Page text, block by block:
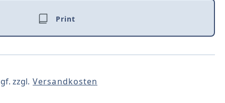
Print
zzgl. Versandkosten